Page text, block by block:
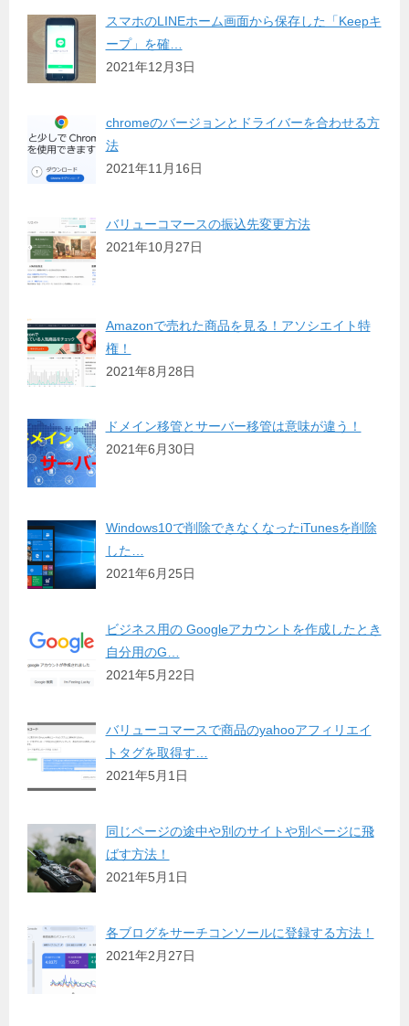
スマホのLINEホーム画面から保存した「Keepキ
ープ」を確…
2021年12月3日
chromeのバージョンとドライバーを合わせる方
法
2021年11月16日
バリューコマースの振込先変更方法
2021年10月27日
Amazonで売れた商品を見る！アソシエイト特
権！
2021年8月28日
ドメイン移管とサーバー移管は意味が違う！
2021年6月30日
Windows10で削除できなくなったiTunesを削除
した…
2021年6月25日
ビジネス用の Googleアカウントを作成したとき
自分用のG…
2021年5月22日
バリューコマースで商品のyahooアフィリエイ
トタグを取得す…
2021年5月1日
同じページの途中や別のサイトや別ページに飛
ばす方法！
2021年5月1日
各ブログをサーチコンソールに登録する方法！
2021年2月27日